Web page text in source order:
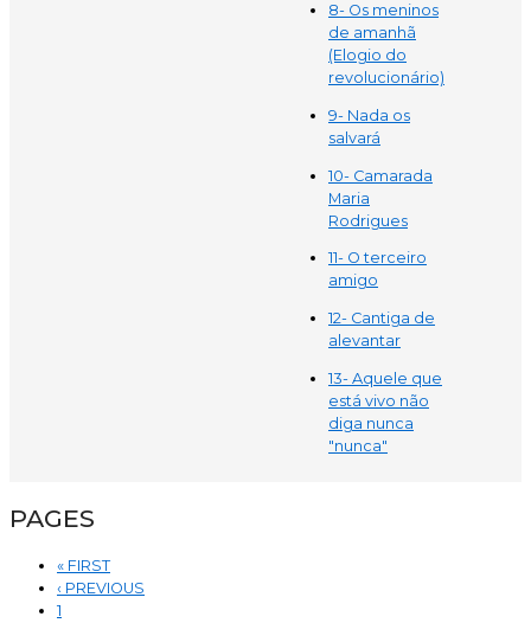
8- Os meninos
de amanhã
(Elogio do
revolucionário)
9- Nada os
salvará
10- Camarada
Maria
Rodrigues
11- O terceiro
amigo
12- Cantiga de
alevantar
13- Aquele que
está vivo não
diga nunca
"nunca"
PAGES
« FIRST
‹ PREVIOUS
1